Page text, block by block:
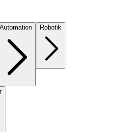
Automation Robotik